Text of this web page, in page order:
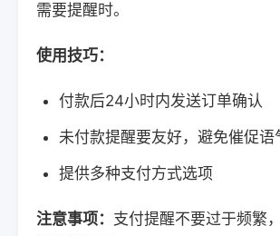
需要提醒时。
使用技巧：
付款后24小时内发送订单确认
未付款提醒要友好，避免催促语
提供多种支付方式选项
注意事项： 支付提醒不要过于频繁